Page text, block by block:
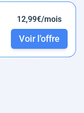
12,99€/mois
Voir l'offre